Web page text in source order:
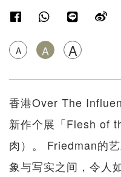
A A A
香港Over The
新作个展「Flesh of
肉）。 Friedman的
象与写实之间，令人